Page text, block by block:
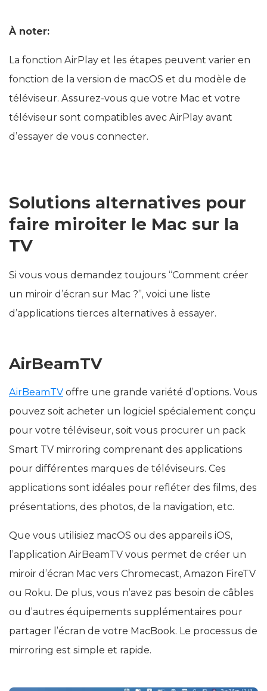
À noter:
La fonction AirPlay et les étapes peuvent varier en
fonction de la version de macOS et du modèle de
téléviseur. Assurez-vous que votre Mac et votre
téléviseur sont compatibles avec AirPlay avant
d’essayer de vous connecter.
Solutions alternatives pour
faire miroiter le Mac sur la
TV
Si vous vous demandez toujours “Comment créer
un miroir d’écran sur Mac ?”, voici une liste
d’applications tierces alternatives à essayer.
AirBeamTV
AirBeamTV offre une grande variété d’options. Vous
pouvez soit acheter un logiciel spécialement conçu
pour votre téléviseur, soit vous procurer un pack
Smart TV mirroring comprenant des applications
pour différentes marques de téléviseurs. Ces
applications sont idéales pour refléter des films, des
présentations, des photos, de la navigation, etc.
Que vous utilisiez macOS ou des appareils iOS,
l’application AirBeamTV vous permet de créer un
miroir d’écran Mac vers Chromecast, Amazon FireTV
ou Roku. De plus, vous n’avez pas besoin de câbles
ou d’autres équipements supplémentaires pour
partager l’écran de votre MacBook. Le processus de
mirroring est simple et rapide.